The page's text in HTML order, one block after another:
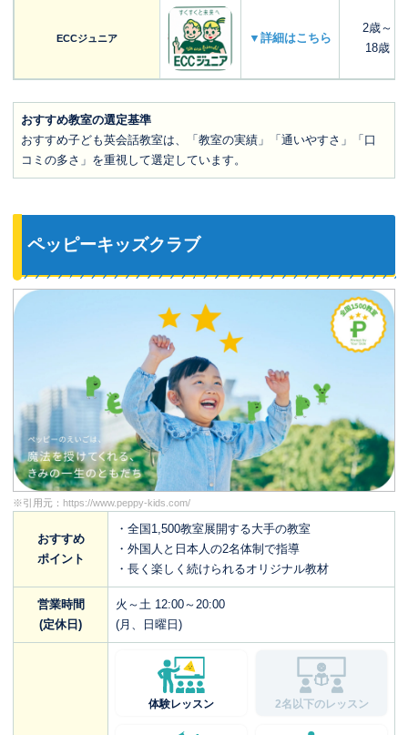
ECCジュニア ▼詳細はこちら
2歳～
18歳
おすすめ教室の選定基準
おすすめ子ども英会話教室は、「教室の実績」「通いやすさ」「口
コミの多さ」を重視して選定しています。
ペッピーキッズクラブ
※引用元： https://www.peppy-kids.com/
おすすめ
ポイント
・全国1,500教室展開する大手の教室
・外国人と日本人の2名体制で指導
・長く楽しく続けられるオリジナル教材
営業時間
(定休日)
火～土 12:00～20:00
(月、日曜日)
体験レッスン 2名以下のレッスン